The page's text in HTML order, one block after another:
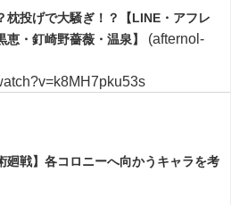
投げで大騒ぎ！？【LINE・アフレ
・釘崎野薔薇・温泉】
(afternol-
廻戦】各コロニーへ向かうキャラを考